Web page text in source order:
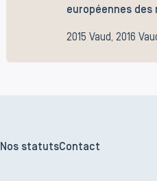
européennes
2015 Vaud, 2016
Nos statutsContact